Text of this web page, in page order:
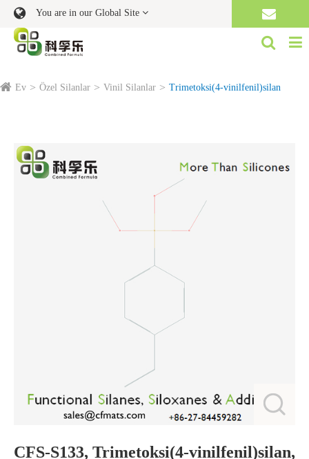
You are in our Global Site
Ev Özel Silanlar Vinil Silanlar Trimetoksi(4-vinilfenil)silan
CFS-S133, Trimetoksi(4-vinilfenil)silan,